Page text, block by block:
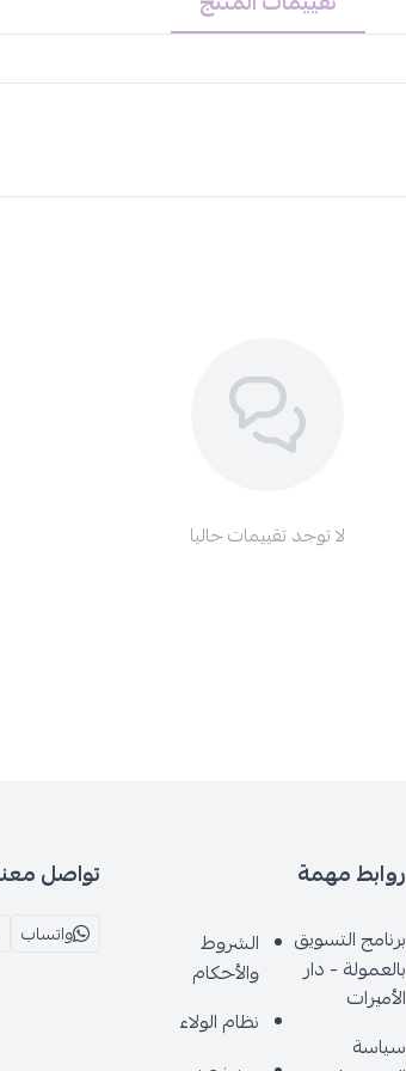
انطلقي بثقة مع مكواة جوسي إيبر 13 ملم – خصلات محددة، حجم جذاب، وإطلالة تدوم طوال اليوم!
لا توجد تقييمات حاليا
روابط مهمة
برنامج التسويق
بالعمولة - دار
الأميرات
سياسة
الشروط
والأحكام
نظام الولاء
تواصل
واتساب